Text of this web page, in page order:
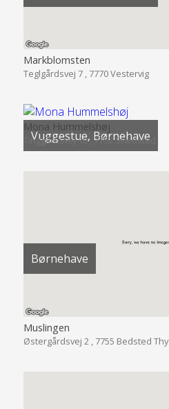
Markblomsten
Teglgårdsvej 7 , 7770 Vestervig
Vuggestue, Børnehave
Mona Hummelshøj
Tinggårdsvej 10 , 7752 Snedsted
Børnehave
Muslingen
Østergårdsvej 2 , 7755 Bedsted Thy